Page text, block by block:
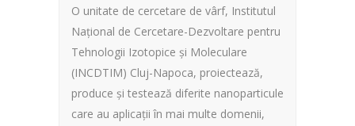
O unitate de cercetare de vârf, Institutul
Naţional de Cercetare-Dezvoltare pentru
Tehnologii Izotopice şi Moleculare
(INCDTIM) Cluj-Napoca, proiectează,
produce şi testează diferite nanoparticule
care au aplicaţii în mai multe domenii,